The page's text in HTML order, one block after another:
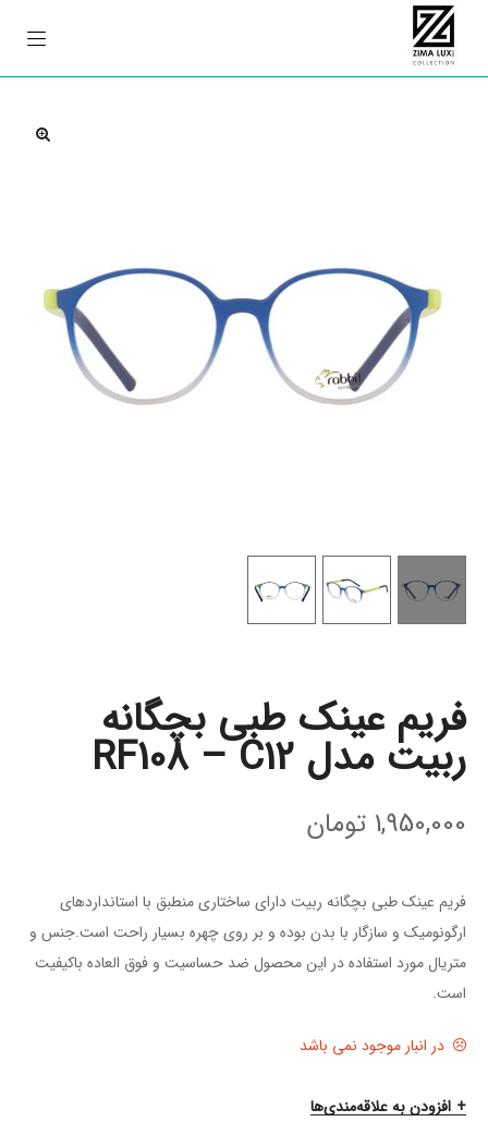
فریم عینک طبی بچگانه
ربیت مدل RF108 – C12
1,950,000 تومان
فریم عینک طبی بچگانه ربیت دارای ساختاری منطبق با استاندارد‌های
ارگونومیک و سازگار با بدن بوده و بر روی چهره بسیار راحت است.جنس و
متریال مورد استفاده در این محصول ضد حساسیت و فوق العاده باکیفیت
است.
در انبار موجود نمی باشد
افزودن به علاقه‌مندی‌ها